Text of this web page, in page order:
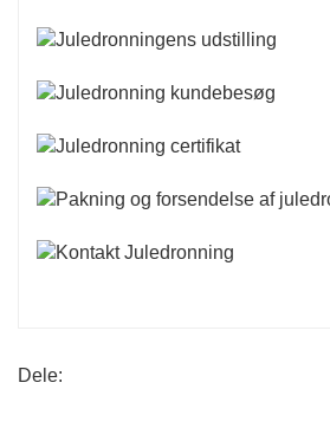
Dele: